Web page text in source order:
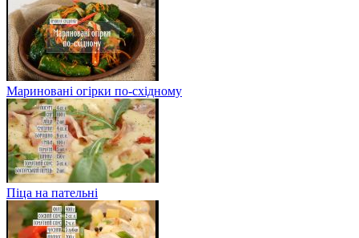
Мариновані огірки по-східному
Піца на пательні